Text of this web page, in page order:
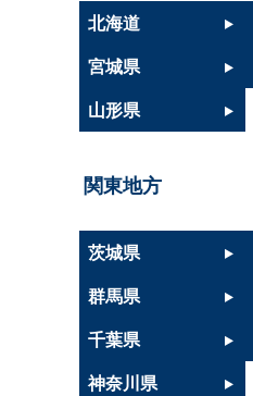
北海道
宮城県
山形県
関東地方
茨城県
群馬県
千葉県
神奈川県